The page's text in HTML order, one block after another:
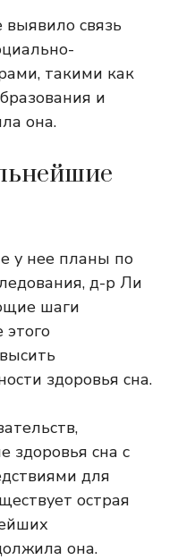
выявило связь
такими как
и
она.
у нее планы по
д-р Ли
шаги
здоровья сна.
здоровья сна с
для
острая
она.